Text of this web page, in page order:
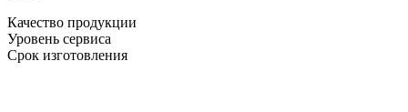
Качество продукции
Уровень сервиса
Срок изготовления